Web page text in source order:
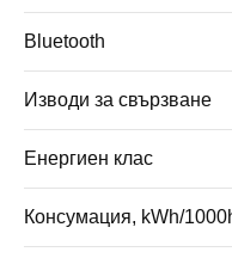
Bluetooth
Изводи за свързване
Енергиен клас
Консумация, kWh/